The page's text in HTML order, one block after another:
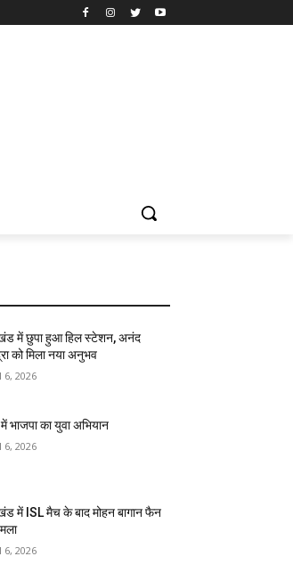
में छुपा हुआ हिल स्टेशन, अनंद
को मिला नया अनुभव
6, 2026
में भाजपा का युवा अभियान
6, 2026
में ISL मैच के बाद मोहन बागान फैन
6, 2026